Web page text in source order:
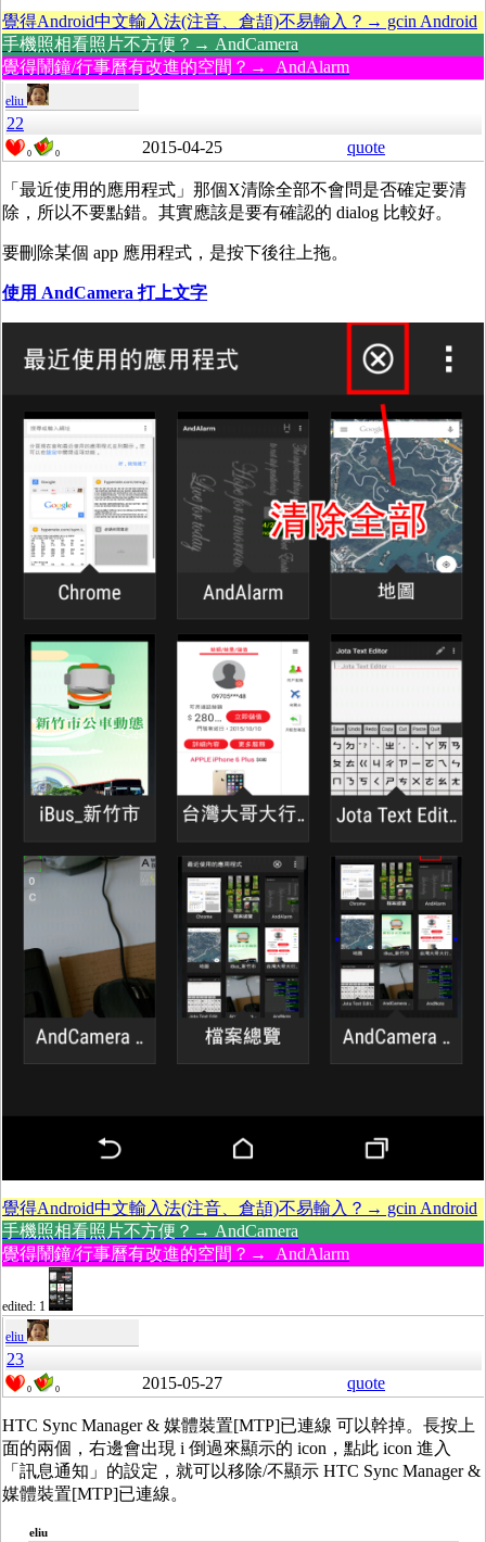
覺得Android中文輸入法(注音、倉頡)不易輸入？→ gcin Android
手機照相看照片不方便？→ AndCamera
覺得鬧鐘/行事曆有改進的空間？→ AndAlarm
eliu
22
0 0 2015-04-25 quote
「最近使用的應用程式」那個X清除全部不會問是否確定要清
除，所以不要點錯。其實應該是要有確認的 dialog 比較好。
要刪除某個 app 應用程式，是按下後往上拖。
使用 AndCamera 打上文字
覺得Android中文輸入法(注音、倉頡)不易輸入？→ gcin Android
手機照相看照片不方便？→ AndCamera
覺得鬧鐘/行事曆有改進的空間？→ AndAlarm
edited: 1
eliu
23
0 0 2015-05-27 quote
HTC Sync Manager & 媒體裝置[MTP]已連線 可以幹掉。長按上
面的兩個，右邊會出現 i 倒過來顯示的 icon，點此 icon 進入
「訊息通知」的設定，就可以移除/不顯示 HTC Sync Manager &
媒體裝置[MTP]已連線。
eliu